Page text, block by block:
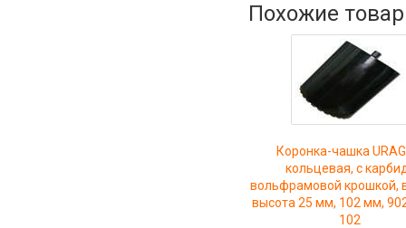
Похожие
Коронка-чашка
кольцевая, с
вольфрамовой крошкой,
высота 25 мм, 102 мм,
102